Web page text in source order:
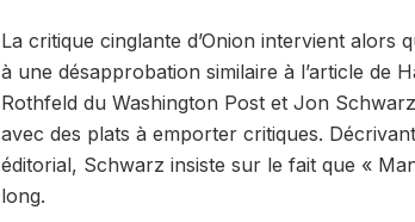
La critique cinglante d’Onion intervient alors
à une désapprobation similaire à l’article de
Rothfeld du Washington Post et Jon
avec des plats à emporter critiques.
éditorial, Schwarz insiste sur le fait que «
long.